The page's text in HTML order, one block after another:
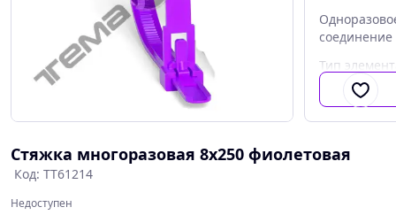
соединение
Тип
крепежа
Стяжка многоразовая 8x250 фиолетовая
Код: ТТ61214
Недоступен